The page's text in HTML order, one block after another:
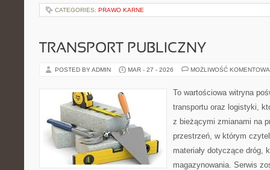
CATEGORIES: PRAWO KARNE
TRANSPORT PUBLICZNY
POSTED BY ADMIN MAR - 27 - 2026 MOŻLIWOŚĆ
To wartościowa witryna
transportu oraz logistyki,
z bieżącymi zmianami na
przestrzeń, w którym
materiały dotyczące dróg,
magazynowania. Serwis